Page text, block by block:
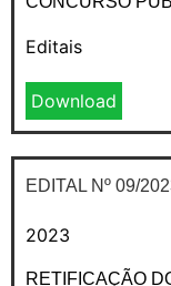
Editais
Download
EDITAL Nº 09/
2023
RETIFICAÇÃO